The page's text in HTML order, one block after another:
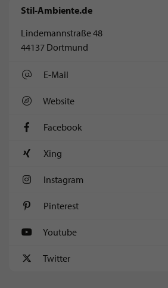
Stil-Ambiente.de
Lindemannstraße 48
44137 Dortmund
E-Mail
Website
Facebook
Xing
Instagram
Pinterest
Youtube
Twitter